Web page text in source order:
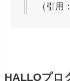
（引用：
HALLOプロ